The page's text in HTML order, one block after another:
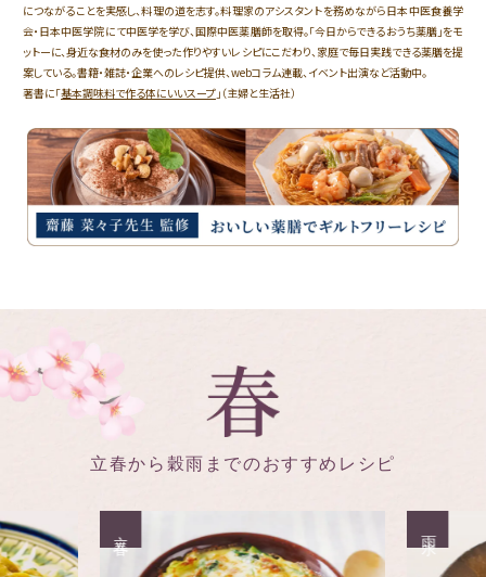
につながることを実感し、料理の道を志す。料理家のアシスタントを務めながら日本中医食養学
会・日本中医学院にて中医学を学び、国際中医薬膳師を取得。「今日からできるおうち薬膳」をモ
ットーに、身近な食材のみを使った作りやすいレシピにこだわり、家庭で毎日実践できる薬膳を提
案している。書籍・雑誌・企業へのレシピ提供、webコラム連載、イベント出演など活動中。
著書に「基本調味料で作る体にいいスープ 」（主婦と生活社）
立春から穀雨までのおすすめレシピ